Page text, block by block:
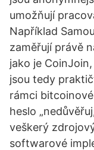
umožňují
Například
zaměřují právě
jako je
jsou tedy
rámci
heslo
veškerý
softwarové